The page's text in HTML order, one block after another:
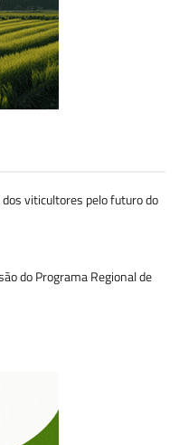
viticultores pelo futuro do
do Programa Regional de